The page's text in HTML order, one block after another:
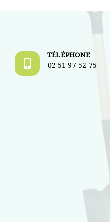
TÉLÉPHONE
02 51 97 52 75